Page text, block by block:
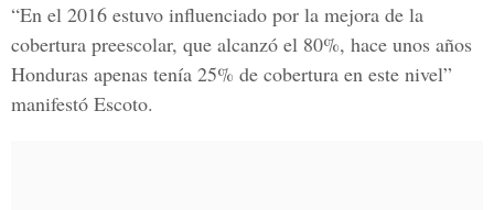
“En el 2016 estuvo influenciado por la mejora de la
cobertura preescolar, que alcanzó el 80%, hace unos años
Honduras apenas tenía 25% de cobertura en este nivel”
manifestó Escoto.